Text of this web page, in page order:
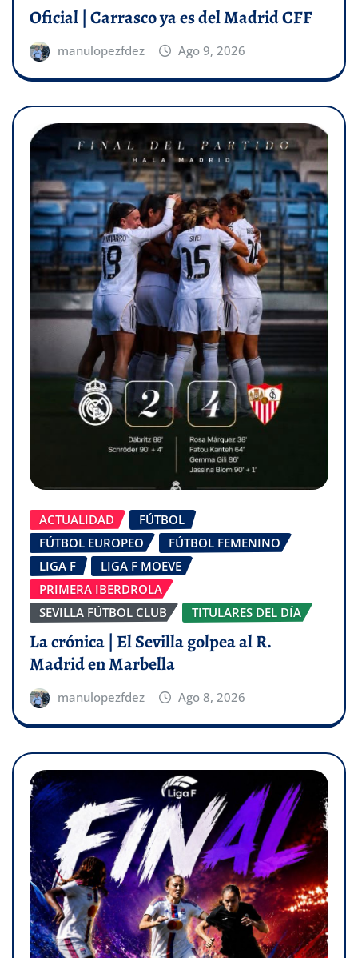
Oficial | Carrasco ya es del Madrid CFF
manulopezfdez Ago 9, 2026
ACTUALIDAD
FÚTBOL
FÚTBOL EUROPEO
FÚTBOL FEMENINO
LIGA F
LIGA F MOEVE
PRIMERA IBERDROLA
SEVILLA FÚTBOL CLUB
TITULARES DEL DÍA
La crónica | El Sevilla golpea al R.
Madrid en Marbella
manulopezfdez Ago 8, 2026